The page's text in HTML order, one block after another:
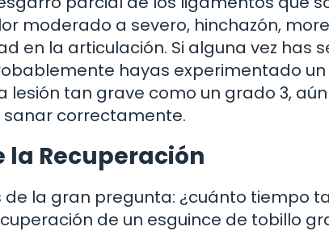
moderado a severo, hinchazón,
en la articulación. Si alguna vez has
hayas experimentado un
lesión tan grave como un grado 3,
correctamente.
la Recuperación
de la gran pregunta: ¿cuánto tiempo
de un esguince de tobillo